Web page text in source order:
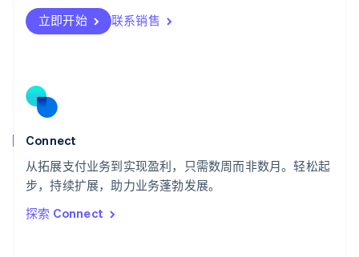
立即开始 联系销售
Connect
从拓展支付业务到实现盈利，只需数周而非数月。轻松起
步，持续扩展，助力业务蓬勃发展。
探索 Connect
瑞士
DeutschFrançais
English
斯洛文尼亚
泰国
ไทยEnglish
希腊
English
西班牙